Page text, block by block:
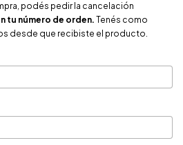
podés pedir la cancelación
tu número de orden. Tenés como
desde que recibiste el producto.